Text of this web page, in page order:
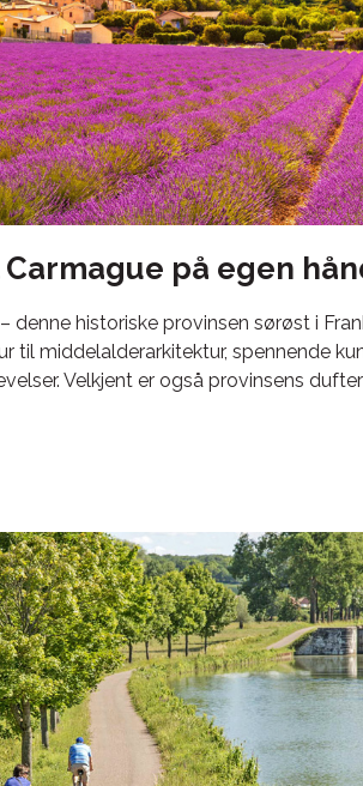
på egen
denne historiske provinsen sørøst i
til middelalderarkitektur, spennende
Velkjent er også provinsens